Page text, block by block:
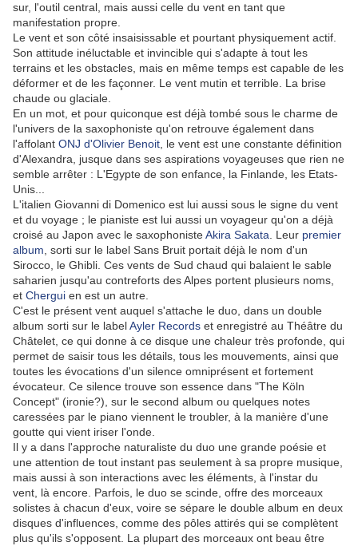
sur, l'outil central, mais aussi celle du vent en tant que
manifestation propre.
Le vent et son côté insaisissable et pourtant physiquement actif.
Son attitude inéluctable et invincible qui s'adapte à tout les
terrains et les obstacles, mais en même temps est capable de les
déformer et de les façonner. Le vent mutin et terrible. La brise
chaude ou glaciale.
En un mot, et pour quiconque est déjà tombé sous le charme de
l'univers de la saxophoniste qu'on retrouve également dans
l'affolant ONJ d'Olivier Benoit , le vent est une constante définition
d'Alexandra, jusque dans ses aspirations voyageuses que rien ne
semble arrêter : L'Egypte de son enfance, la Finlande, les Etats-
Unis...
L'italien Giovanni di Domenico est lui aussi sous le signe du vent
et du voyage ; le pianiste est lui aussi un voyageur qu'on a déjà
croisé au Japon avec le saxophonisteAkira Sakata . Leur premier
album , sorti sur le label Sans Bruit portait déjà le nom d'un
Sirocco, le Ghibli. Ces vents de Sud chaud qui balaient le sable
saharien jusqu'au contreforts des Alpes portent plusieurs noms,
et Chergui en est un autre.
C'est le présent vent auquel s'attache le duo, dans un double
album sorti sur le labelAyler Records et enregistré au Théâtre du
Châtelet, ce qui donne à ce disque une chaleur très profonde, qui
permet de saisir tous les détails, tous les mouvements, ainsi que
toutes les évocations d'un silence omniprésent et fortement
évocateur. Ce silence trouve son essence dans "The Köln
Concept" (ironie?), sur le second album ou quelques notes
caressées par le piano viennent le troubler, à la manière d'une
goutte qui vient iriser l'onde.
Il y a dans l'approche naturaliste du duo une grande poésie et
une attention de tout instant pas seulement à sa propre musique,
mais aussi à son interactions avec les éléments, à l'instar du
vent, là encore. Parfois, le duo se scinde, offre des morceaux
solistes à chacun d'eux, voire se sépare le double album en deux
disques d'influences, comme des pôles attirés qui se complètent
plus qu'ils s'opposent. La plupart des morceaux ont beau être